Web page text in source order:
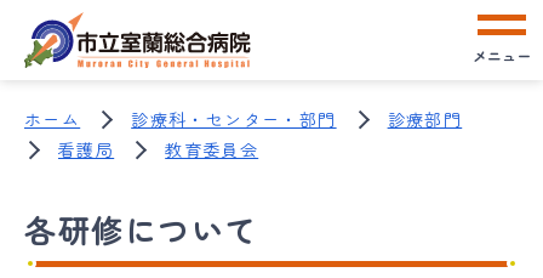
メニュー
ホーム 診療科・センター・部門
診療部門
看護局
教育委員会
各研修について